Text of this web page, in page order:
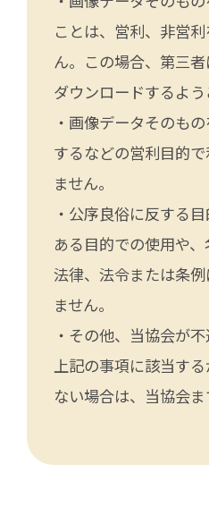
ことは、営利、非営
ん。この場合、第三
ダウンロードするよう
・画像データそのも
するなどの営利目的
ません。
・公序良俗に反する
ある目的での使用や
法律、法令または条
ません。
・その他、当協会が
上記の事項に該当す
ない場合は、当協会ま